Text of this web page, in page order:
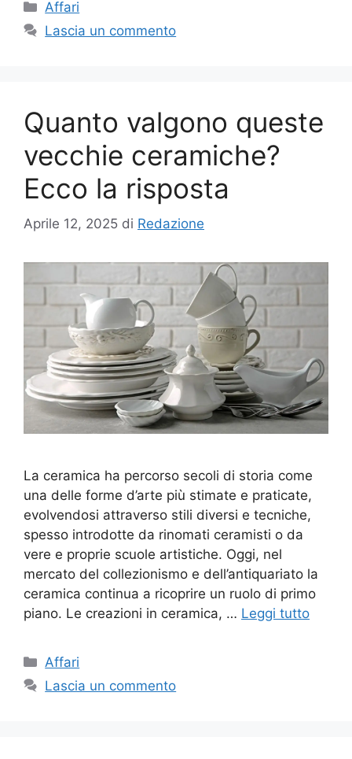
Categorie
Affari
Lascia un commento
Quanto valgono queste
vecchie ceramiche?
Ecco la risposta
Aprile 12, 2025 di Redazione
La ceramica ha percorso secoli di storia come
una delle forme d’arte più stimate e praticate,
evolvendosi attraverso stili diversi e tecniche,
spesso introdotte da rinomati ceramisti o da
vere e proprie scuole artistiche. Oggi, nel
mercato del collezionismo e dell’antiquariato la
ceramica continua a ricoprire un ruolo di primo
piano. Le creazioni in ceramica, … Leggi tutto
Categorie
Affari
Lascia un commento